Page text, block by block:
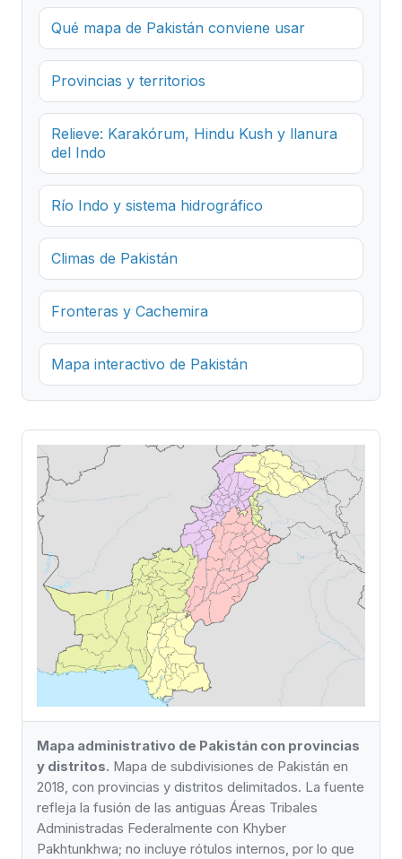
Qué mapa de Pakistán conviene usar
Provincias y territorios
Relieve: Karakórum, Hindu Kush y llanura
del Indo
Río Indo y sistema hidrográfico
Climas de Pakistán
Fronteras y Cachemira
Mapa interactivo de Pakistán
Mapa administrativo de Pakistán con provincias
y distritos. Mapa de subdivisiones de Pakistán en
2018, con provincias y distritos delimitados. La fuente
refleja la fusión de las antiguas Áreas Tribales
Administradas Federalmente con Khyber
Pakhtunkhwa; no incluye rótulos internos, por lo que